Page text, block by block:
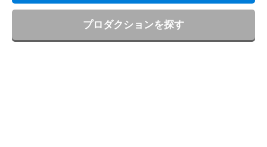
プロダクションを探す